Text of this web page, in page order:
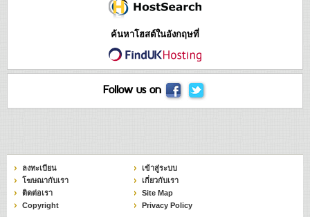
ค้นหาโฮสต์ในอังกฤษที่
Follow us on
ลงทะเบียน
เข้าสู่ระบบ
โฆษณากับเรา
เกี่ยวกับเรา
ติดต่อเรา
Site Map
Copyright
Privacy Policy